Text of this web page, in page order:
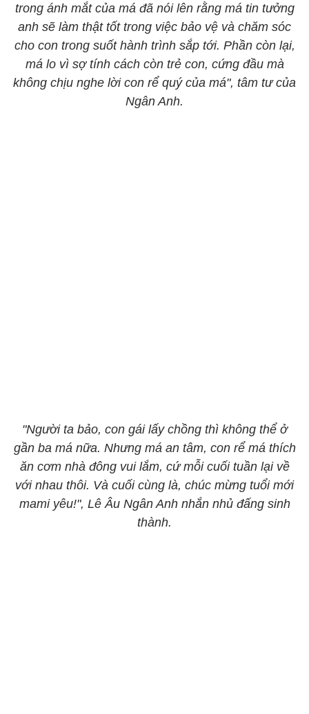
trong ánh mắt của má đã nói lên rằng má tin tưởng
anh sẽ làm thật tốt trong việc bảo vệ và chăm sóc
cho con trong suốt hành trình sắp tới. Phần còn lại,
má lo vì sợ tính cách còn trẻ con, cứng đầu mà
không chịu nghe lời con rể quý của má", tâm tư của
Ngân Anh.
"Người ta bảo, con gái lấy chồng thì không thể ở
gần ba má nữa. Nhưng má an tâm, con rể má thích
ăn cơm nhà đông vui lắm, cứ mỗi cuối tuần lại về
với nhau thôi. Và cuối cùng là, chúc mừng tuổi mới
mami yêu!", Lê Âu Ngân Anh nhắn nhủ đấng sinh
thành.